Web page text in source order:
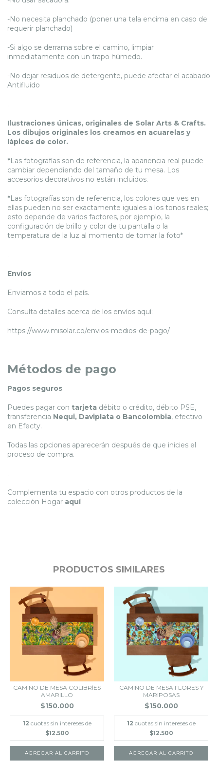
-No necesita planchado (poner una tela encima en caso de
requerir planchado)
-Si algo se derrama sobre el camino, limpiar
inmediatamente con un trapo húmedo.
-No dejar residuos de detergente, puede afectar el acabado
Antifluido
.
Ilustraciones únicas, originales de Solar Arts & Crafts.
Los dibujos originales los creamos en acuarelas y
lápices de color.
*Las fotografías son de referencia, la apariencia real puede
cambiar dependiendo del tamaño de tu mesa. Los
accesorios decorativos no están incluidos.
*Las fotografías son de referencia, los colores que ves en
ellas pueden no ser exactamente iguales a los tonos reales;
esto depende de varios factores, por ejemplo, la
configuración de brillo y color de tu pantalla o la
temperatura de la luz al momento de tomar la foto*
.
Envíos
Enviamos a todo el país.
Consulta detalles acerca de los envíos aquí:
https://www.misolar.co/envios-medios-de-pago/
.
Métodos de pago
Pagos seguros
Puedes pagar con tarjeta débito o crédito, débito PSE,
transferencia Nequi, Daviplata o Bancolombia, efectivo
en Efecty.
Todas las opciones aparecerán después de que inicies el
proceso de compra.
.
Complementa tu espacio con otros productos de la
colección Hogar aquí
PRODUCTOS SIMILARES
CAMINO DE MESA COLIBRÍES
AMARILLO
$150.000
12 cuotas sin intereses de
$12.500
AGREGAR AL CARRITO
CAMINO DE MESA FLORES Y
MARIPOSAS
$150.000
12 cuotas sin intereses de
$12.500
AGREGAR AL CARRITO